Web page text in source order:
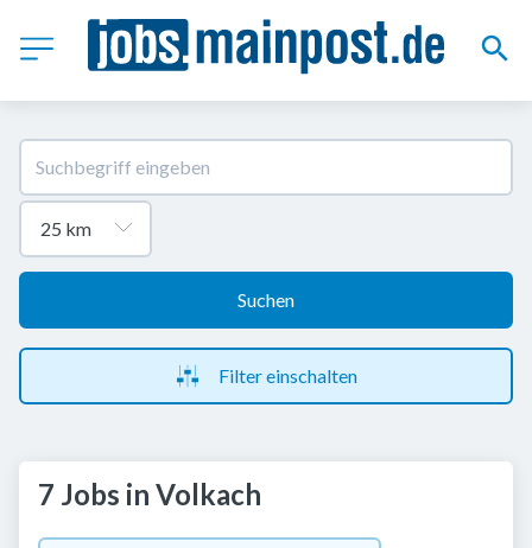
Suchen
Filter einschalten
7 Jobs in Volkach